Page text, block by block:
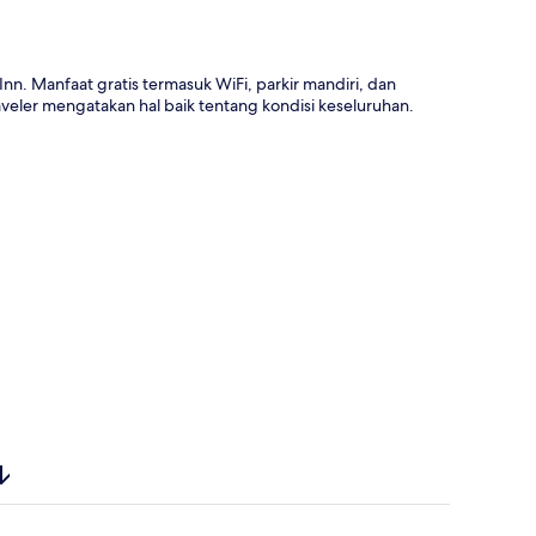
Manfaat gratis termasuk WiFi, parkir mandiri, dan
mengatakan hal baik tentang kondisi keseluruhan.